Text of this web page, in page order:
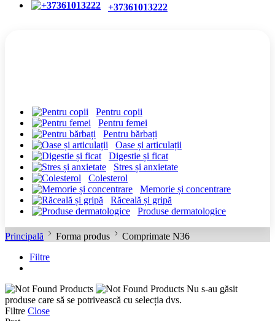
+37361013222
Pentru copii
Pentru femei
Pentru bărbați
Oase și articulații
Digestie și ficat
Stres și anxietate
Colesterol
Memorie și concentrare
Răceală și gripă
Produse dermatologice
Principală Forma produs
Comprimate N36
Filtre
Nu s-au găsit
produse care să se potrivească cu selecția dvs.
Filtre Close